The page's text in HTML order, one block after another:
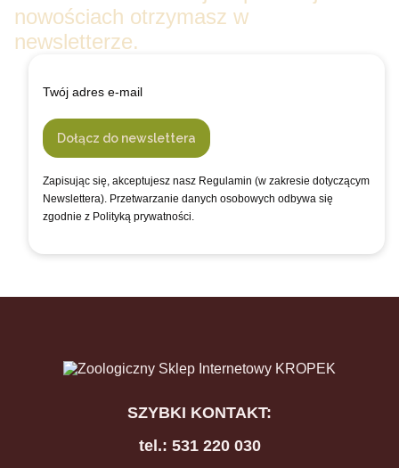
nowościach otrzymasz w
newsletterze.
Twój adres e-mail
Dołącz do newslettera
Zapisując się, akceptujesz nasz Regulamin (w zakresie dotyczącym
Newslettera). Przetwarzanie danych osobowych odbywa się
zgodnie z Polityką prywatności.
SZYBKI KONTAKT:
tel.: 531 220 030